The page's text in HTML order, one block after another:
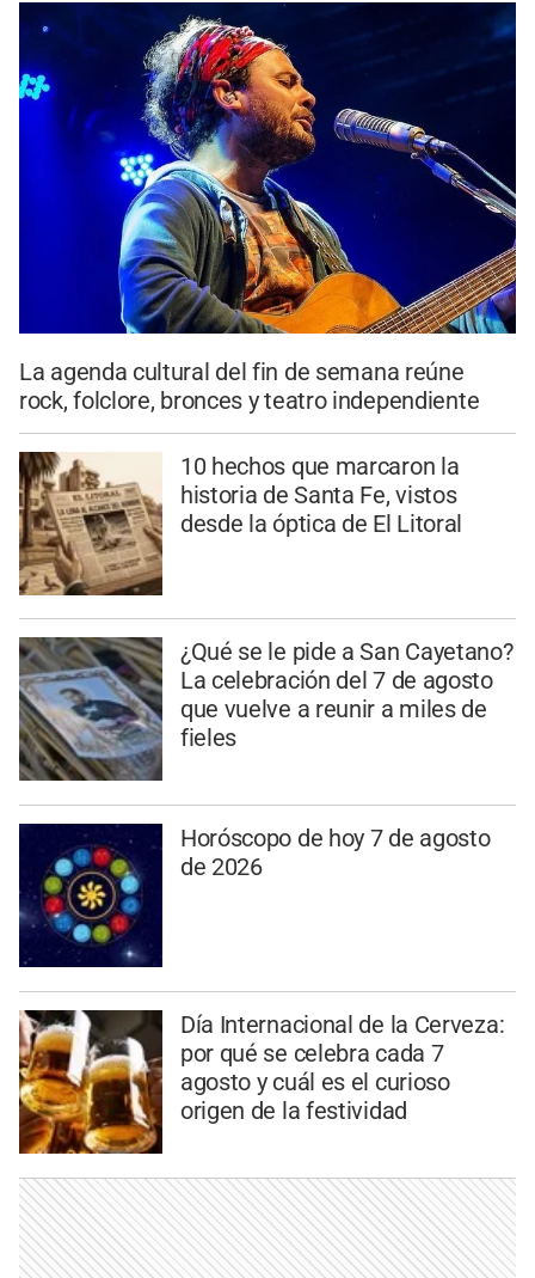
La agenda cultural del fin de semana reúne
rock, folclore, bronces y teatro independiente
10 hechos que marcaron la
historia de Santa Fe, vistos
desde la óptica de El Litoral
¿Qué se le pide a San Cayetano?
La celebración del 7 de agosto
que vuelve a reunir a miles de
fieles
Horóscopo de hoy 7 de agosto
de 2026
Día Internacional de la Cerveza:
por qué se celebra cada 7
agosto y cuál es el curioso
origen de la festividad